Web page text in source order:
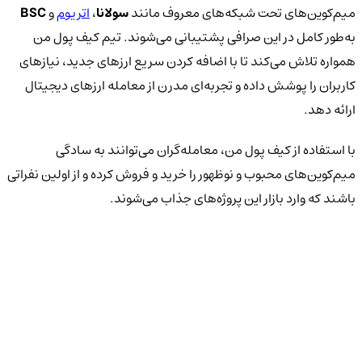
میم‌کوین‌های تحت شبکه‌های معروف مانندسولانا،اتریوموBSC
به‌طور کامل در این صرافی پشتیبانی می‌شوند. تیم کیف پول من
همواره تلاش می‌کند تا با اضافه کردن سریع ارزهای جدید، نیازهای
کاربران را پوشش داده و تجربه‌ای مدرن از معامله ارزهای دیجیتال
ارائه دهد.
با استفاده از کیف پول من، معامله‌گران می‌توانند به سادگی
میم‌کوین‌های محبوب و نوظهور را خرید و فروش کرده و از اولین نفراتی
باشند که وارد بازار این پروژه‌های جذاب می‌شوند.